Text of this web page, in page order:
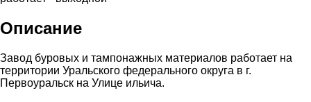
Описание
Завод буровых и тампонажных материалов работает на
территории Уральского федерального округа в г.
Первоуральск на Улице ильича.